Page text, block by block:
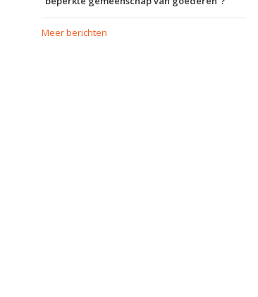
Meer berichten